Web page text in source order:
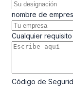
nombre de
Cualquier
Código de